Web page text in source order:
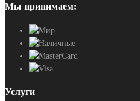
Мы принимаем:
Услуги